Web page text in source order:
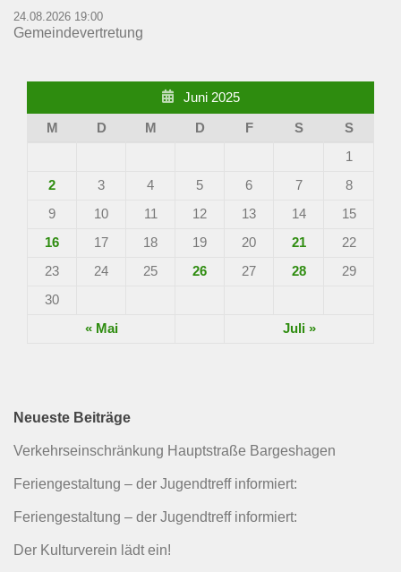
24.08.2026 19:00
Gemeindevertretung
Juni 2025
M D M D F S
S
1
2
3 4 5 6 7
8
9
10 11 12 13 14
15
16
17 18 19 20 21
22
23
24 25 26 27 28
29
30
« Mai
Juli »
Neueste Beiträge
Verkehrseinschränkung Hauptstraße Bargeshagen
Feriengestaltung – der Jugendtreff informiert:
Feriengestaltung – der Jugendtreff informiert:
Der Kulturverein lädt ein!